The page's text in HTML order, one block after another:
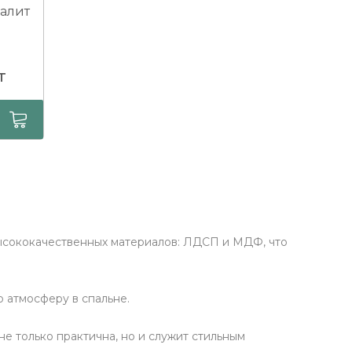
материалов: ЛДСП и МДФ, что
в спальне.
только практична, но и служит стильным